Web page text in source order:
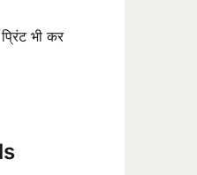
भी कर